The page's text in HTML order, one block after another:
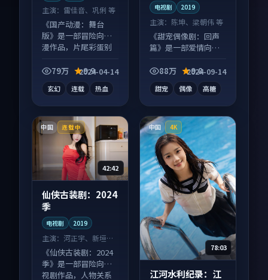
主演： 雷佳音、巩俐 等
《国产动漫：舞台
版》是一部冒险向动
漫作品，片尾彩蛋别
喜。79万 9.9
2024-04-14
玄幻 连载 热血
电视剧 2019
主演： 陈坤、梁朝伟 等
《甜宠偶像剧：回声
篇》是一部爱情向电
别错过，字幕区常有
88万 9.8
2024-09-14
甜宠 偶像 高糖
中国 连载中
42:42
仙侠古装剧：2024
季
电视剧 2019
主演： 河正宇、新垣结
衣 等
《仙侠古装剧：2024
季》是一部冒险向电
视剧作品，人物关系
中国 4K
78:03
江河水利纪录：江